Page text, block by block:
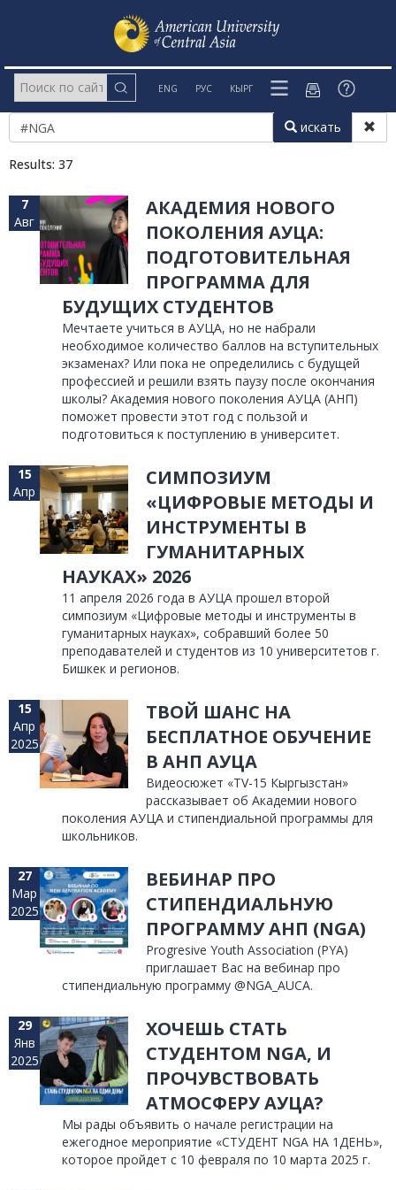
ENG РУС КЫРГ
искать
Results: 37
7
Авг
АКАДЕМИЯ НОВОГО
ПОКОЛЕНИЯ АУЦА:
ПОДГОТОВИТЕЛЬНАЯ
ПРОГРАММА ДЛЯ
БУДУЩИХ СТУДЕНТОВ
Мечтаете учиться в АУЦА, но не набрали
необходимое количество баллов на вступительных
экзаменах? Или пока не определились с будущей
профессией и решили взять паузу после окончания
школы? Академия нового поколения АУЦА (АНП)
поможет провести этот год с пользой и
подготовиться к поступлению в университет.
15
Апр
CИМПОЗИУМ
«ЦИФРОВЫЕ МЕТОДЫ И
ИНСТРУМЕНТЫ В
ГУМАНИТАРНЫХ
НАУКАХ» 2026
11 апреля 2026 года в АУЦА прошел второй
симпозиум «Цифровые методы и инструменты в
гуманитарных науках», собравший более 50
преподавателей и студентов из 10 университетов г.
Бишкек и регионов.
15
Апр
2025
ТВОЙ ШАНС НА
БЕСПЛАТНОЕ ОБУЧЕНИЕ
В АНП АУЦА
Видеосюжет «TV-15 Кыргызстан»
рассказывает об Академии нового
поколения АУЦА и стипендиальной программы для
школьников.
27
Мар
2025
ВЕБИНАР ПРО
СТИПЕНДИАЛЬНУЮ
ПРОГРАММУ АНП (NGA)
Progresive Youth Association (PYA)
приглашает Вас на вебинар про
стипендиальную программу @NGA_AUCA.
29
Янв
2025
ХОЧЕШЬ СТАТЬ
СТУДЕНТОМ NGA, И
ПРОЧУВСТВОВАТЬ
АТМОСФЕРУ АУЦА?
Мы рады объявить о начале регистрации на
ежегодное мероприятие «СТУДЕНТ NGA HA 1ДЕНЬ»,
которое пройдет с 10 февраля по 10 марта 2025 г.